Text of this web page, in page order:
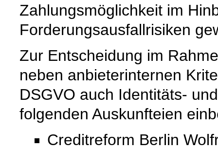
Zahlungsmöglichkeit im
Forderungsausfallrisiken
Zur Entscheidung im
neben anbieterinternen
DSGVO auch Identitäts-
folgenden Auskunfteien
Creditreform Berlin